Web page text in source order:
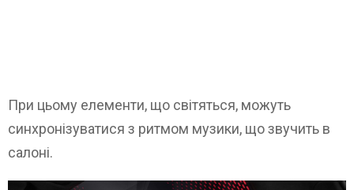
При цьому елементи, що світяться, можуть
синхронізуватися з ритмом музики, що звучить в
салоні.